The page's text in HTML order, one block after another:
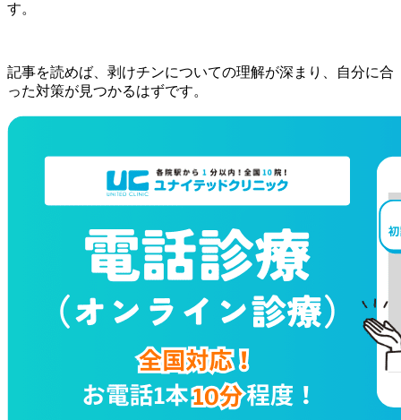
す。
記事を読めば、剥けチンについての理解が深まり、自分に合
った対策が見つかるはずです。